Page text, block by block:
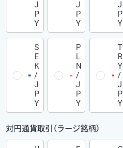
J
P
Y
J
P
Y
J
P
Y
S
E
K
/
J
P
Y
P
L
N
/
J
P
Y
T
R
Y
/
J
P
Y
対円通貨取引（ラージ銘柄）